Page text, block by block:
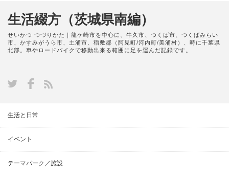
生活綴方（茨城県南編）
せいかつ つづりかた｜龍ケ崎市を中心に、牛久市、つくば市、つくばみらい
市、かすみがうら市、土浦市、稲敷郡（阿見町/河内町/美浦村）、時に千葉県
北部。車やロードバイクで移動出来る範囲に足を運んだ記録です。
生活と日常
イベント
テーマパーク／施設